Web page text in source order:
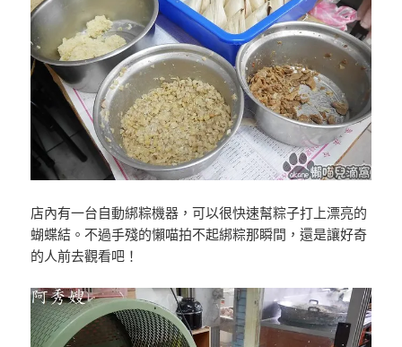
店內有一台自動綁粽機器，可以很快速幫粽子打上漂亮的
蝴蝶結。不過手殘的懶喵拍不起綁粽那瞬間，還是讓好奇
的人前去觀看吧！